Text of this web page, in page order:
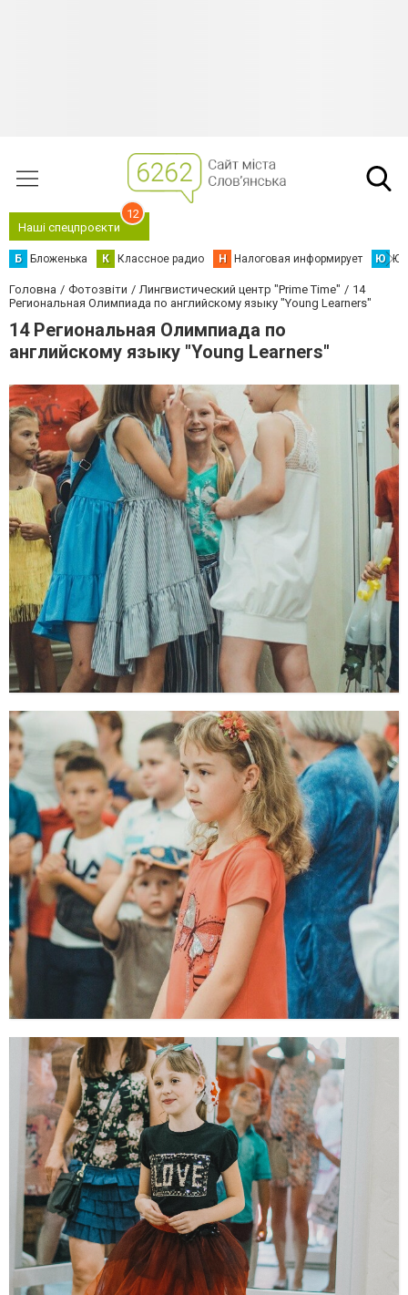
Наші спецпроєкти
12
Б Бложенька К Классное радио Н Налоговая информирует Ю
Головна Фотозвіти Лингвистический центр "Prime Time"
14
Региональная Олимпиада по английскому языку "Young Learners"
14 Региональная Олимпиада по
английскому языку "Young Learners"